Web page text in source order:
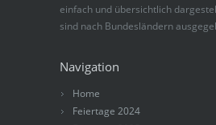
einfach und übersichtlich
sind nach Bundesländern
Navigation
Home
Feiertage 2024